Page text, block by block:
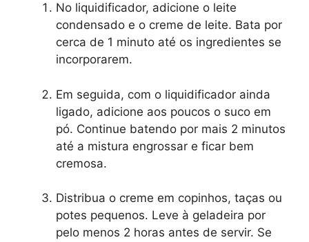
No liquidificador, adicione o leite
condensado e o creme de leite. Bata por
cerca de 1 minuto até os ingredientes se
incorporarem.
Em seguida, com o liquidificador ainda
ligado, adicione aos poucos o suco em
pó. Continue batendo por mais 2 minutos
até a mistura engrossar e ficar bem
cremosa.
Distribua o creme em copinhos, taças ou
potes pequenos. Leve à geladeira por
pelo menos 2 horas antes de servir. Se